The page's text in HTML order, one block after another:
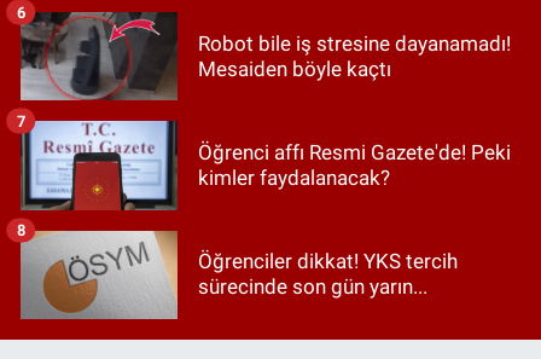
Robot bile iş stresine dayanamadı!
Mesaiden böyle kaçtı
6
Öğrenci affı Resmi Gazete'de! Peki
kimler faydalanacak?
7
Öğrenciler dikkat! YKS tercih
sürecinde son gün yarın...
8